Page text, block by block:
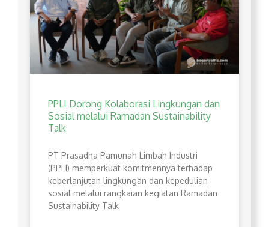
PPLI Dorong Kolaborasi Lingkungan dan
Sosial melalui Ramadan Sustainability
Talk
PT Prasadha Pamunah Limbah Industri
(PPLI) memperkuat komitmennya terhadap
keberlanjutan lingkungan dan kepedulian
sosial melalui rangkaian kegiatan Ramadan
Sustainability Talk